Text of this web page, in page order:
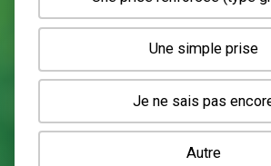
Une wallbox en
Une wallbox en
Une prise renforcée